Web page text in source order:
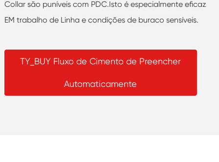
Collar são puníveis com PDC.Isto é especialmente eficaz
EM trabalho de Linha e condições de buraco sensíveis.
TY_BUY Fluxo de Cimento de Preencher
Automaticamente